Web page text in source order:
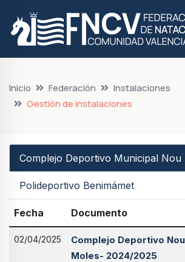
Inicio Federación
Instalaciones
Gestión de instalaciones
Complejo Deportivo Municipal Nou
Polideportivo Benimámet
Fecha Documento
02/04/2025
Complejo Deportivo Nou
Moles- 2024/2025